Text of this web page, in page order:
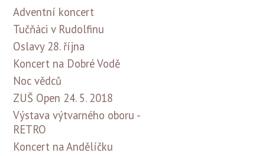
Adventní koncert
Tučňáci v Rudolfinu
Oslavy 28. října
Koncert na Dobré Vodě
Noc vědců
ZUŠ Open 24. 5. 2018
Výstava výtvarného oboru -
RETRO
Koncert na Andělíčku